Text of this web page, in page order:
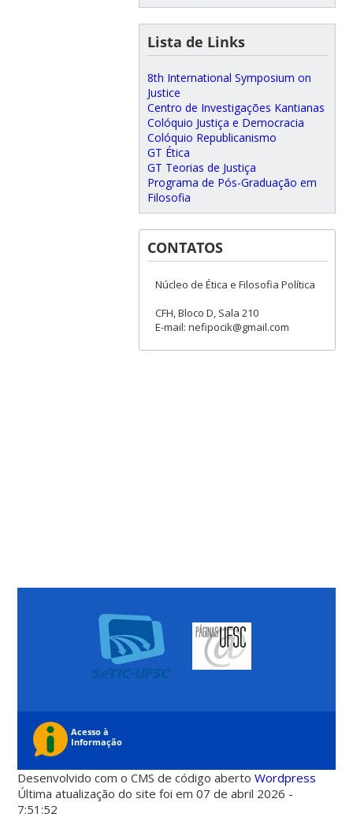
Lista de Links
8th International Symposium on
Justice
Centro de Investigações Kantianas
Colóquio Justiça e Democracia
Colóquio Republicanismo
GT Ética
GT Teorias de Justiça
Programa de Pós-Graduação em
Filosofia
CONTATOS
Núcleo de Ética e Filosofia Política
CFH, Bloco D, Sala 210
E-mail: nefipocik@gmail.com
Desenvolvido com o CMS de código abertoWordpress
Última atualização do site foi em 07 de abril 2026 -
7:51:52